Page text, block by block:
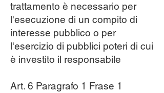
trattamento è necessario per
l'esecuzione di un compito di
interesse pubblico o per
l'esercizio di pubblici poteri di cui
è investito il responsabile
Art. 6 Paragrafo 1 Frase 1